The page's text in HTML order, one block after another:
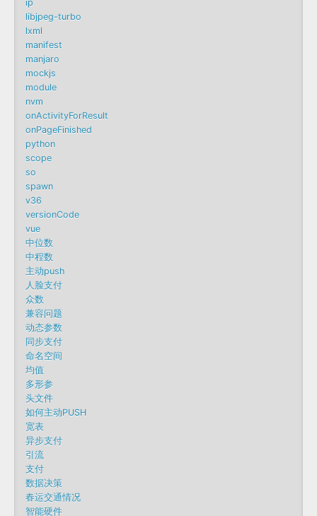
ip
libjpeg-turbo
lxml
manifest
manjaro
mockjs
module
nvm
onActivityForResult
onPageFinished
python
scope
so
spawn
v36
versionCode
vue
中位数
中程数
主动push
人脸支付
众数
兼容问题
动态参数
同步支付
命名空间
均值
多形参
头文件
如何主动PUSH
宽表
异步支付
引流
支付
数据决策
春运交通情况
智能硬件